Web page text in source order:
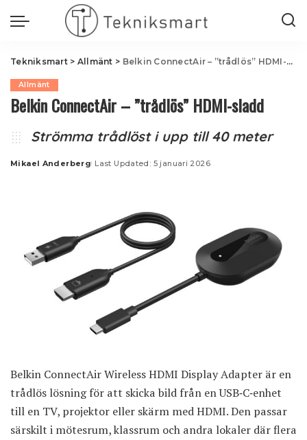
Tekniksmart> Allmänt > Belkin ConnectAir – ”trådlös” HDMI-sladd
Allmänt
Belkin ConnectAir – ”trådlös” HDMI-sladd
Strömma trådlöst i upp till 40 meter
Posted
Mikael Anderberg Last Updated: 5 januari 2026
Belkin ConnectAir Wireless HDMI Display Adapter är en
trådlös lösning för att skicka bild från en USB‑C‑enhet
till en TV, projektor eller skärm med HDMI. Den passar
särskilt i mötesrum, klassrum och andra lokaler där flera